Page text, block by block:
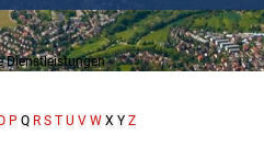
Dienstleistungen
P Q R S T U V W X Y Z